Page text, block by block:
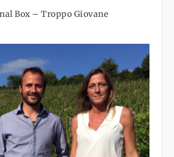
Box – Troppo Giovane